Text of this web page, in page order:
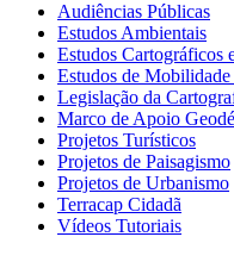
Audiências Públicas
Estudos Ambientais
Estudos Cartográficos
Estudos de
Legislação da
Marco de Apoio
Projetos Turísticos
Projetos de Paisagismo
Projetos de Urbanismo
Terracap Cidadã
Vídeos Tutoriais